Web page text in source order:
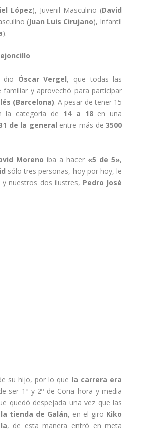
López), Juvenil Masculino (David
(Juan Luis Cirujano), Infantil
).
dio Óscar Vergel, que todas las
familiar y aprovechó para participar
(Barcelona). A pesar de tener 15
la categoría de 14 a 18en una
de la general entre más de3500
Moreno iba a hacer «5 de 5»,
sólo tres personas, hoy por hoy, le
y nuestros dos ilustres, Pedro José
su hijo, por lo que la carrera era
ser 1º y 2º de Coria hora y media
quedó despejada una vez que las
tienda de Galán, en el giro Kiko
, de esta manera entró en meta